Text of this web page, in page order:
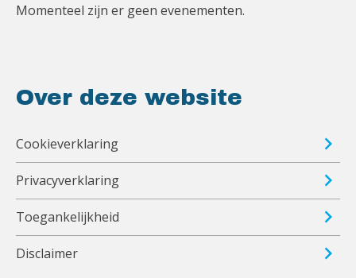
Momenteel zijn er geen evenementen.
Over deze website
Cookieverklaring
Privacyverklaring
Toegankelijkheid
Disclaimer